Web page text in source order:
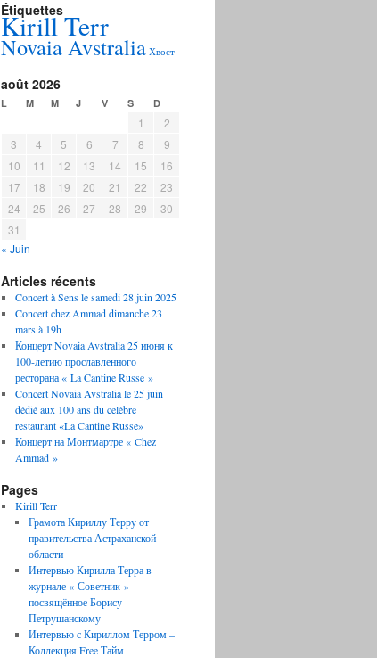
Étiquettes
Kirill Terr
Novaia Avstralia Хвост
août 2026
L M M J V S D
1
2
3
4 5 6 7 8
9
10
11 12 13 14 15
16
17
18 19 20 21 22
23
24
25 26 27 28 29
30
31
« Juin
Articles récents
Concert à Sens le samedi 28 juin 2025
Concert chez Ammad dimanche 23
mars à 19h
Концерт Novaia Avstralia 25 июня к
100-летию прославленного
ресторана « La Cantine Russe »
Concert Novaia Avstralia le 25 juin
dédié aux 100 ans du celèbre
restaurant «La Cantine Russe»
Концерт на Монтмартре « Chez
Ammad »
Pages
Kirill Terr
Грамота Кириллу Терру от
правительства Астраханской
области
Интервью Кирилла Терра в
журнале « Советник »
посвящённое Борису
Петрушанскому
Интервью с Кириллом Терром –
Коллекция Free Тайм